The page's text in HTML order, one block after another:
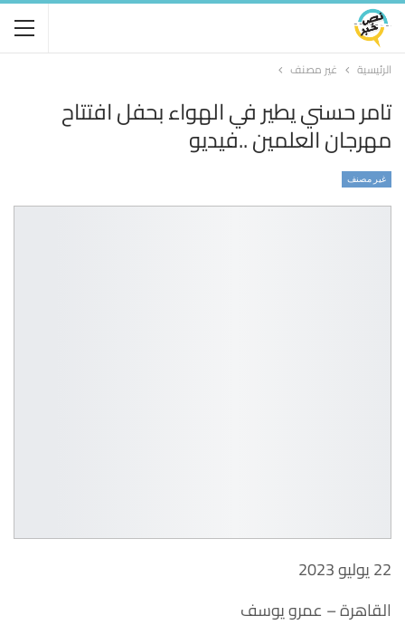
الرئيسية غير مصنف
تامر حسني يطير في الهواء بحفل افتتاح
مهرجان العلمين ..فيديو
غير مصنف
22 يوليو 2023
القاهرة – عمرو يوسف